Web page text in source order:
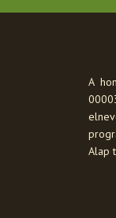
A
Alap